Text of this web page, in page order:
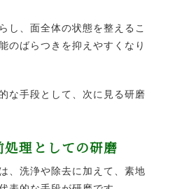
し、面全体の状態を整えるこ
のばらつきを抑えやすくなり
な手段として、次に見る研磨
理としての研磨
、洗浄や除去に加えて、素地